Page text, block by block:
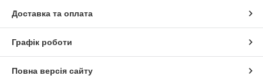
Доставка та оплата
Графік роботи
Повна версія сайту